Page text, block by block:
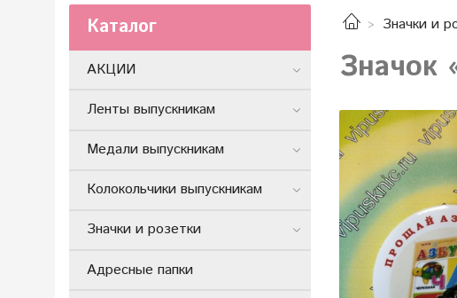
Значки и
Значок
Каталог
АКЦИИ
Ленты выпускникам
Медали выпускникам
Колокольчики выпускникам
Значки и розетки
Адресные папки